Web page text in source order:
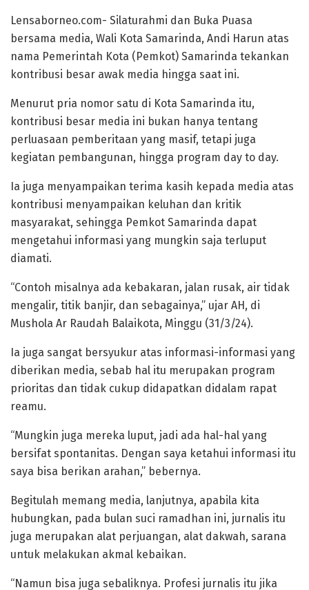
Lensaborneo.com- Silaturahmi dan Buka Puasa
bersama media, Wali Kota Samarinda, Andi Harun atas
nama Pemerintah Kota (Pemkot) Samarinda tekankan
kontribusi besar awak media hingga saat ini.
Menurut pria nomor satu di Kota Samarinda itu,
kontribusi besar media ini bukan hanya tentang
perluasaan pemberitaan yang masif, tetapi juga
kegiatan pembangunan, hingga program day to day.
Ia juga menyampaikan terima kasih kepada media atas
kontribusi menyampaikan keluhan dan kritik
masyarakat, sehingga Pemkot Samarinda dapat
mengetahui informasi yang mungkin saja terluput
diamati.
“Contoh misalnya ada kebakaran, jalan rusak, air tidak
mengalir, titik banjir, dan sebagainya,” ujar AH, di
Mushola Ar Raudah Balaikota, Minggu (31/3/24).
Ia juga sangat bersyukur atas informasi-informasi yang
diberikan media, sebab hal itu merupakan program
prioritas dan tidak cukup didapatkan didalam rapat
reamu.
“Mungkin juga mereka luput, jadi ada hal-hal yang
bersifat spontanitas. Dengan saya ketahui informasi itu
saya bisa berikan arahan,” bebernya.
Begitulah memang media, lanjutnya, apabila kita
hubungkan, pada bulan suci ramadhan ini, jurnalis itu
juga merupakan alat perjuangan, alat dakwah, sarana
untuk melakukan akmal kebaikan.
“Namun bisa juga sebaliknya. Profesi jurnalis itu jika